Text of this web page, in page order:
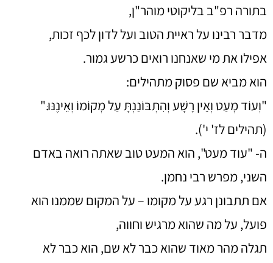
בתורה רפ"ב בליקוטי מוהר"ן,
מדבר רבינו על ראיית הטוב ועל לדון לכף זכות,
אפילו את מי שאנחנו רואים כרשע גמור.
הוא מביא שם פסוק מתהילים:
"וְעוֹד מְעַט וְאֵין רָשָׁע וְהִתְבּוֹנַנְתָּ עַל מְקוֹמוֹ וְאֵינֶנּוּ."
(תהילים לז' י').
ה- "עוד מעט", הוא המעט טוב שאתה רואה באדם
השני, מפרש רבי נחמן.
אם תתבונן רגע על מקומו – על המקום שממנו הוא
פועל, על מה שהוא מרגיש וחווה,
תגלה מהר מאוד שהוא כבר לא שם, הוא כבר לא